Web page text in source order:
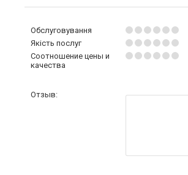
Обслуговування
Якість послуг
Соотношение цены и
качества
Отзыв: